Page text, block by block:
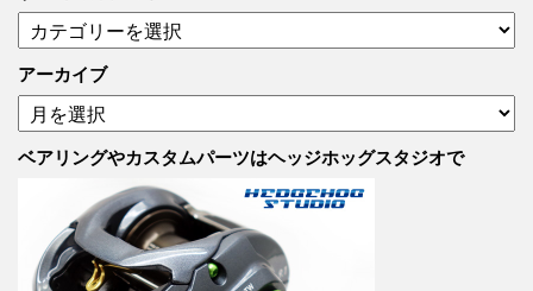
べ
て
の
カ
テ
アーカイブ
ア
ー
カ
ベアリングやカスタムパーツはヘッジホッグスタジオで